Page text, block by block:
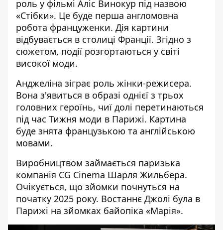
роль у фільмі Аліс Винокур під назвою
«Стібки». Це буде перша англомовна
робота француженки. Дія картини
відбувається в столиці Франції. Згідно з
сюжетом, події розгортаються у світі
високої моди.
Анджеліна зіграє роль жінки-режисера.
Вона з'явиться в образі однієї з трьох
головних героїнь, чиї долі перетинаються
під час Тижня моди в Парижі. Картина
буде знята французькою та англійською
мовами.
Виробництвом займається паризька
компанія CG Cinema Шарля Жильбера.
Очікується, що зйомки почнуться на
початку 2025 року. Востаннє Джолі була в
Парижі на зйомках байопіка «Марія».